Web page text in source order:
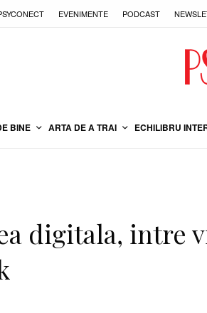
EVENIMENTE PODCAST
BINE ARTA DE A TRAI ECHILIBRU
digitala, intre